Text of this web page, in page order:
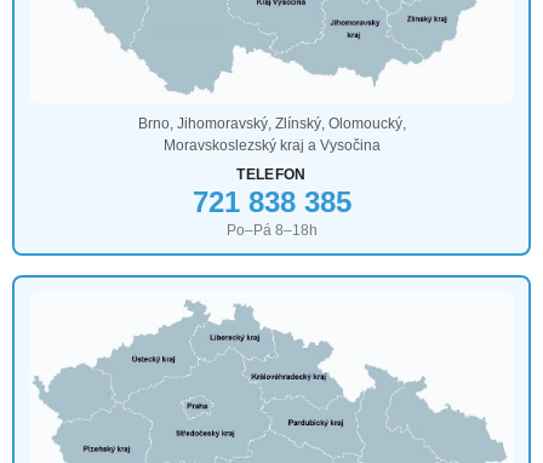
Brno, Jihomoravský, Zlínský, Olomoucký,
Moravskoslezský kraj a Vysočina
TELEFON
721 838 385
Po–Pá 8–18h